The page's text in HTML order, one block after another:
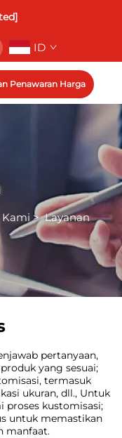
ID
Penawaran Harga
>Layanan
pertanyaan,
yang sesuai;
termasuk
ukuran, dll., Untuk
proses kustomisasi;
untuk memastikan
manfaat.